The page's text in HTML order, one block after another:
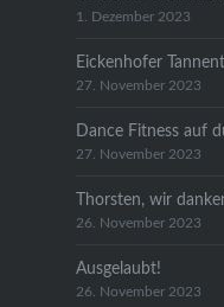
1. Dezember 2023
Eickenhofer
27. November 2023
Dance Fitness auf
27. November 2023
Thorsten, wir
26. November 2023
Ausgelaubt!
26. November 2023